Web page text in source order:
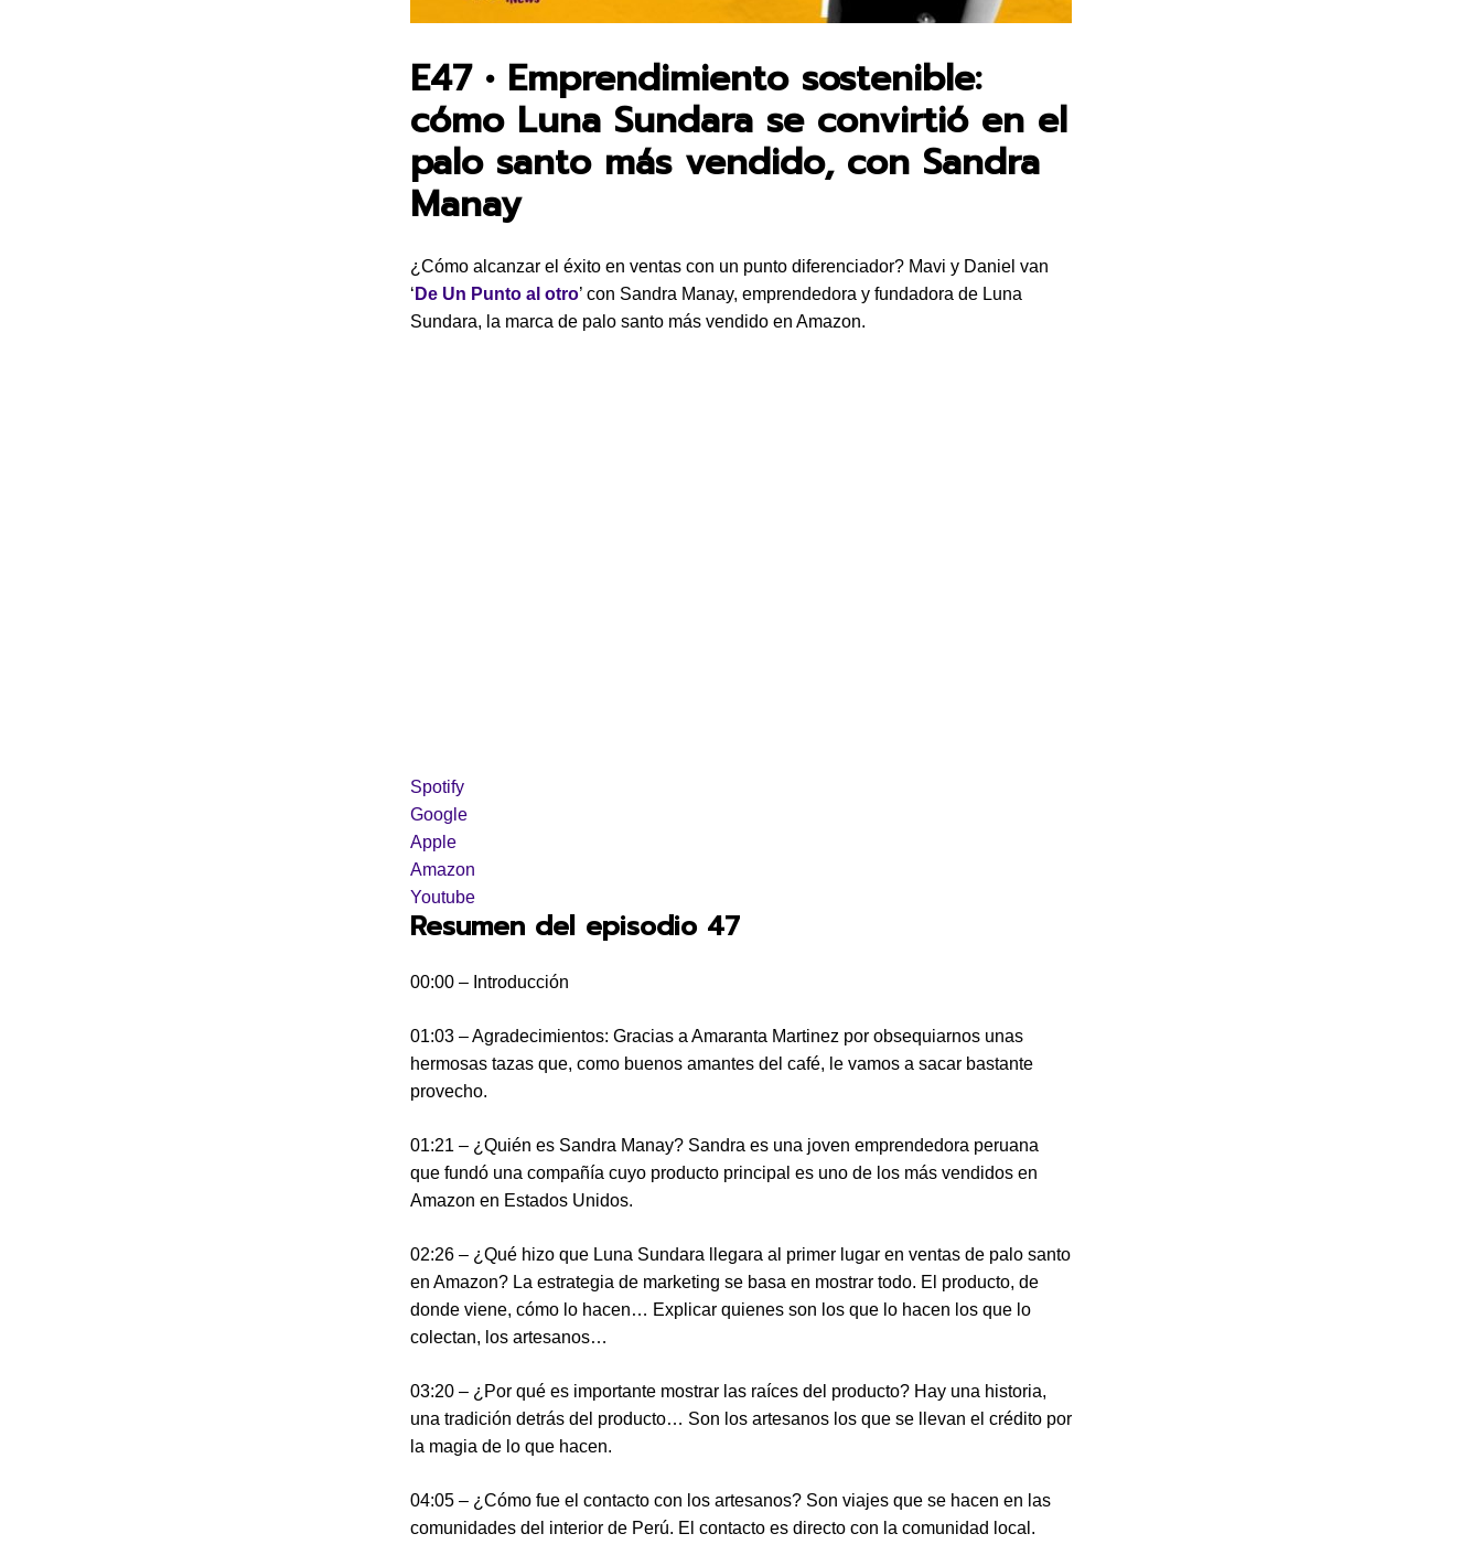
E47 • Emprendimiento sostenible:
cómo Luna Sundara se convirtió en el
palo santo más vendido, con Sandra
Manay
¿Cómo alcanzar el éxito en ventas con un punto diferenciador? Mavi y Daniel van
‘ De Un Punto al otro’ con Sandra Manay, emprendedora y fundadora de Luna
Sundara, la marca de palo santo más vendido en Amazon.
Spotify
Google
Apple
Amazon
Youtube
Resumen del episodio 47
00:00 – Introducción
01:03 – Agradecimientos: Gracias a Amaranta Martinez por obsequiarnos unas
hermosas tazas que, como buenos amantes del café, le vamos a sacar bastante
provecho.
01:21 – ¿Quién es Sandra Manay? Sandra es una joven emprendedora peruana
que fundó una compañía cuyo producto principal es uno de los más vendidos en
Amazon en Estados Unidos.
02:26 – ¿Qué hizo que Luna Sundara llegara al primer lugar en ventas de palo santo
en Amazon? La estrategia de marketing se basa en mostrar todo. El producto, de
donde viene, cómo lo hacen… Explicar quienes son los que lo hacen los que lo
colectan, los artesanos…
03:20 – ¿Por qué es importante mostrar las raíces del producto? Hay una historia,
una tradición detrás del producto… Son los artesanos los que se llevan el crédito por
la magia de lo que hacen.
04:05 – ¿Cómo fue el contacto con los artesanos? Son viajes que se hacen en las
comunidades del interior de Perú. El contacto es directo con la comunidad local.